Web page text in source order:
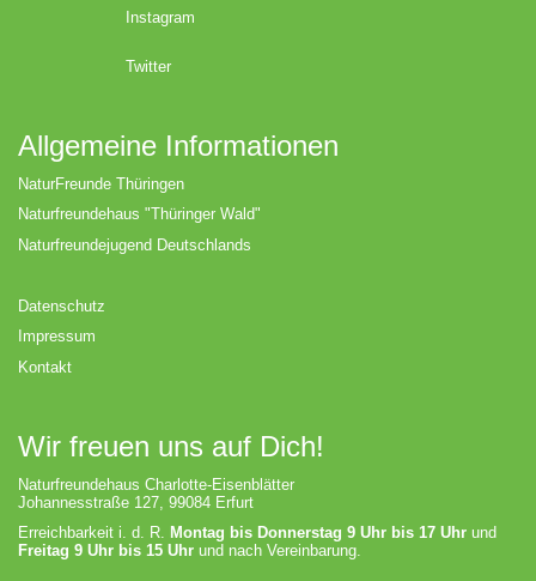
Instagram
Twitter
Allgemeine Informationen
NaturFreunde Thüringen
Naturfreundehaus "Thüringer Wald"
Naturfreundejugend Deutschlands
Datenschutz
Impressum
Kontakt
Wir freuen uns auf Dich!
Naturfreundehaus Charlotte-Eisenblätter
Johannesstraße 127, 99084 Erfurt
Erreichbarkeit i. d. R. Montag bis Donnerstag 9 Uhr bis 17 Uhr und
Freitag 9 Uhr bis 15 Uhr und nach Vereinbarung.